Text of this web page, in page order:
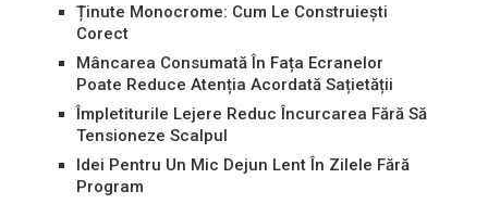
Ținute Monocrome: Cum Le Construiești
Corect
Mâncarea Consumată În Fața Ecranelor
Poate Reduce Atenția Acordată Sațietății
Împletiturile Lejere Reduc Încurcarea Fără Să
Tensioneze Scalpul
Idei Pentru Un Mic Dejun Lent În Zilele Fără
Program